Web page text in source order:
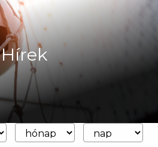
Hírek